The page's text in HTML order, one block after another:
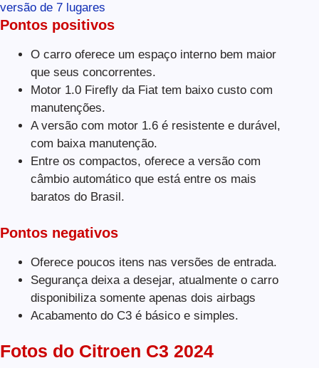
versão de 7 lugares
Pontos positivos
O carro oferece um espaço interno bem maior
que seus concorrentes.
Motor 1.0 Firefly da Fiat tem baixo custo com
manutenções.
A versão com motor 1.6 é resistente e durável,
com baixa manutenção.
Entre os compactos, oferece a versão com
câmbio automático que está entre os mais
baratos do Brasil.
Pontos negativos
Oferece poucos itens nas versões de entrada.
Segurança deixa a desejar, atualmente o carro
disponibiliza somente apenas dois airbags
Acabamento do C3 é básico e simples.
Fotos do Citroen C3 2024